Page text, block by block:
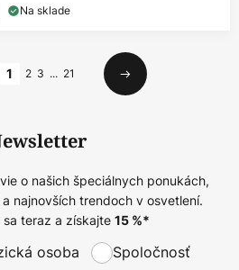
Na sklade
1 2 3 ... 21
Ďalší
o našich špeciálnych ponukách,
najnovších trendoch v osvetlení.
teraz a získajte 15%*
osoba Spoločnosť